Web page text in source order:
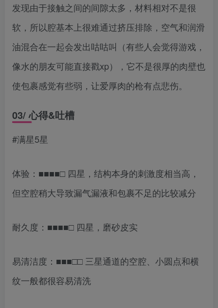
发现由于接触之间的间隙太多，材料相对不是很
软，所以腔基本上很难通过挤压排除，空气和润滑
油混合在一起会发出咕咕叫（有些人会觉得游戏，
像水的朋友可能直接戳xp），它不是很厚的肉壁也
使包裹感觉有些弱，让爱厚肉的枪有点悲伤。
03/ 心得&吐槽
#满星5星
体验：■■■■□ 四星，结构本身的刺激度相当高，
但空腔稍大导致漏气漏液和包裹不足的比较减分
耐久度：■■■■□ 四星，磨砂皮实
易清洁度：■■■□□ 三星通道的空腔、小圆点和横
纹一般都很容易清洗